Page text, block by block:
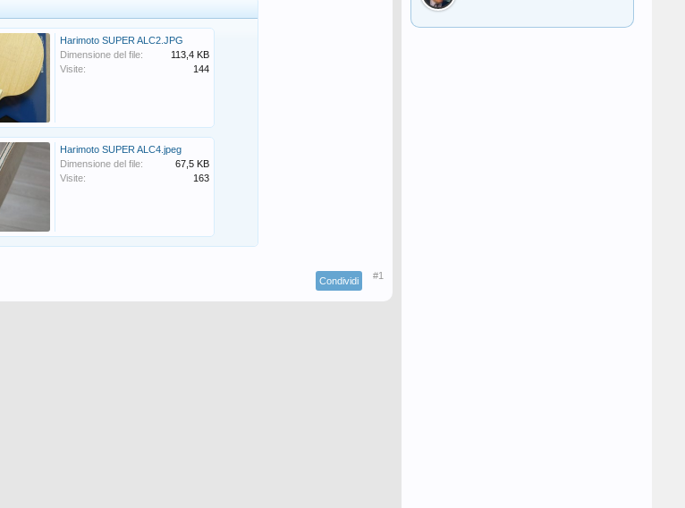
Harimoto SUPER ALC2.JPG
Dimensione del file:
113,4 KB
Visite:
144
Harimoto SUPER ALC4.jpeg
Dimensione del file:
67,5 KB
Visite:
163
Condividi #1